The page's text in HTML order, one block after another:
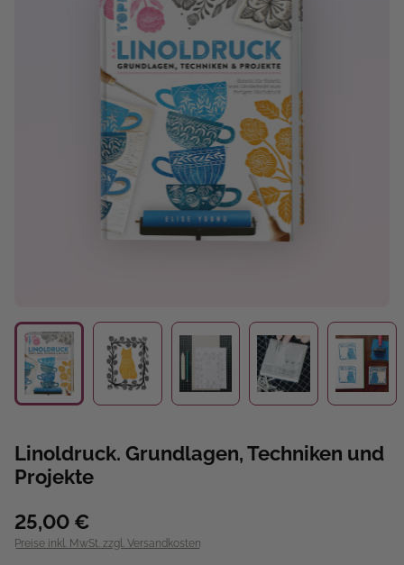
Linoldruck. Grundlagen, Techniken und
Projekte
25,00 €
Preise inkl. MwSt. zzgl. Versandkosten